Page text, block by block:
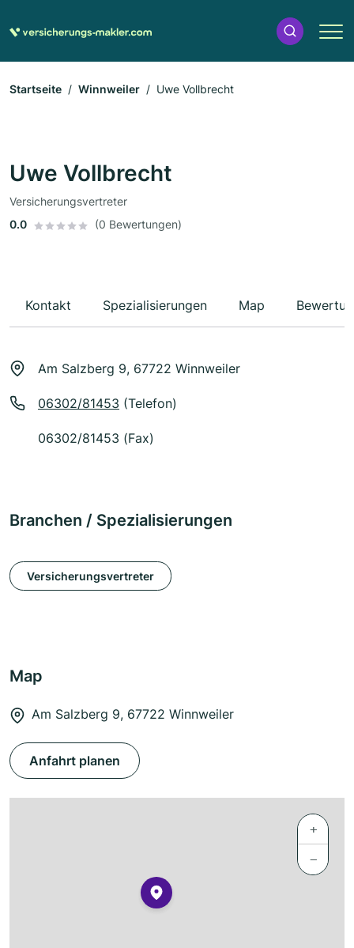
Startseite Winnweiler Uwe Vollbrecht
Uwe Vollbrecht
Versicherungsvertreter
0.0
(0 Bewertungen)
Kontakt Spezialisierungen Map
Am Salzberg 9, 67722 Winnweiler
06302/81453 (Telefon)
06302/81453 (Fax)
Branchen / Spezialisierungen
Versicherungsvertreter
Map
Am Salzberg 9, 67722 Winnweiler
Anfahrt planen
+
−